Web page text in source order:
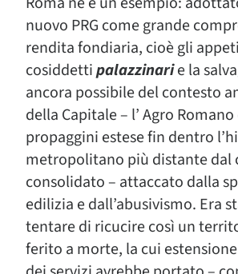
nuovo PRG come grande
rendita fondiaria, cioè gli
cosiddettipalazzinarie la
ancora possibile del contesto
della Capitale – l’ Agro
propaggini estese fin dentro
metropolitano più distante dal
consolidato – attaccato dalla
edilizia e dall’abusivismo. Era
tentare di ricucire così un
ferito a morte, la cui estensione